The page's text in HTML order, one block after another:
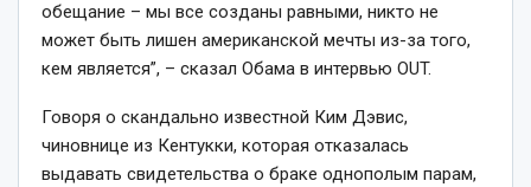
обещание – мы все созданы равными, никто не
может быть лишен американской мечты из-за того,
кем является”, – сказал Обама в интервью OUT.
Говоря о скандально известной Ким Дэвис,
чиновнице из Кентукки, которая отказалась
выдавать свидетельства о браке однополым парам,